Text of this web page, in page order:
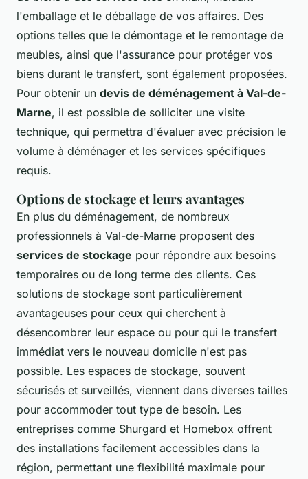
l'emballage et le déballage de vos affaires. Des
options telles que le démontage et le remontage de
meubles, ainsi que l'assurance pour protéger vos
biens durant le transfert, sont également proposées.
Pour obtenir un devis de déménagement à Val-de-
Marne, il est possible de solliciter une visite
technique, qui permettra d'évaluer avec précision le
volume à déménager et les services spécifiques
requis.
Options de stockage et leurs avantages
En plus du déménagement, de nombreux
professionnels à Val-de-Marne proposent des
services de stockage pour répondre aux besoins
temporaires ou de long terme des clients. Ces
solutions de stockage sont particulièrement
avantageuses pour ceux qui cherchent à
désencombrer leur espace ou pour qui le transfert
immédiat vers le nouveau domicile n'est pas
possible. Les espaces de stockage, souvent
sécurisés et surveillés, viennent dans diverses tailles
pour accommoder tout type de besoin. Les
entreprises comme Shurgard et Homebox offrent
des installations facilement accessibles dans la
région, permettant une flexibilité maximale pour